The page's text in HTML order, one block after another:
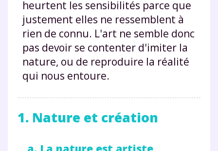
heurtent les sensibilités parce que
justement elles ne ressemblent à
rien de connu. L'art ne semble donc
pas devoir se contenter d'imiter la
nature, ou de reproduire la réalité
qui nous entoure.
1. Nature et création